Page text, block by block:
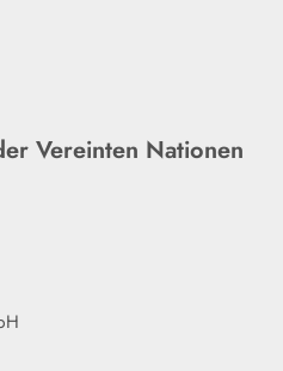
Vereinten Nationen